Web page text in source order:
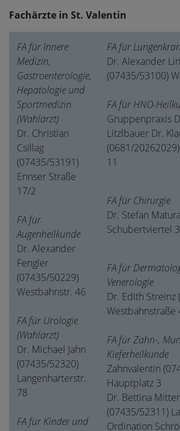
Fachärzte in St. Valentin
FA für Innere
Medizin,
Gastroenterologie,
Hepatologie und
Sportmedizin
(Wahlarzt)
Dr. Christian
Csillag
(07435/53191)
Ennser Straße
17/2
FA für
Augenheilkunde
Dr. Alexander
Fengler
(07435/50229)
Westbahnstr. 46
FA für Urologie
(Wahlarzt)
Dr. Michael Jahn
(07435/52320)
Langenharterstr.
78
FA für Kinder und
FA für
Dr. Alexander
(07435/53100)
FA für HNO-
Gruppenpraxis
Litzlbauer Dr.
(0681/20262029)
11
FA für Chirurgie
Dr. Stefan
Schubertviertel
FA für
Venerologie
Dr. Edith Streinz
Westbahnstraße
FA für Zahn-,
Kieferheilkunde
Zahnvalentin
Hauptplatz 3
Dr. Bettina
(07435/52311)
Ordination